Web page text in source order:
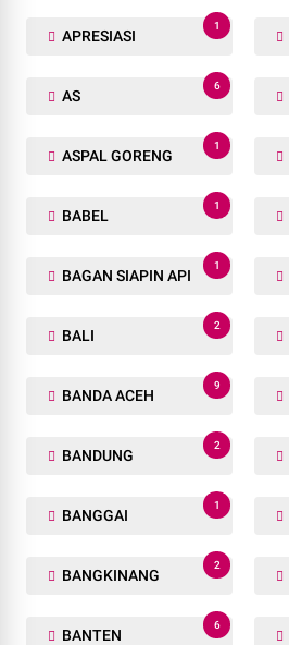
APRESIASI
1
AS
6
ASPAL GORENG
1
BABEL
1
BAGAN SIAPIN API
1
BALI
2
BANDA ACEH
9
BANDUNG
2
BANGGAI
1
BANGKINANG
2
BANTEN
6